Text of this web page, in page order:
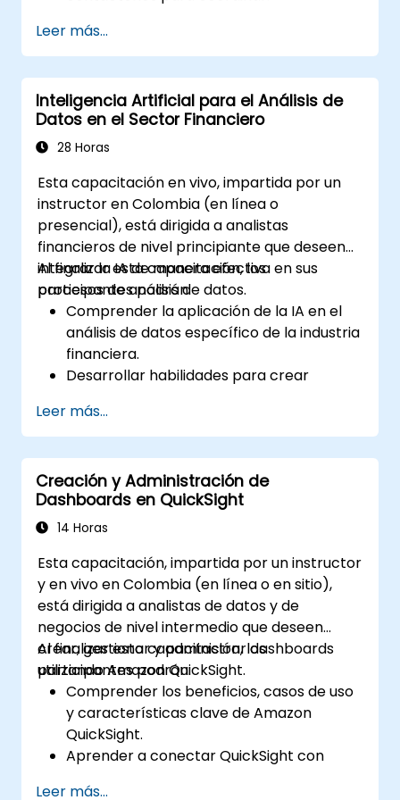
Leer más...
Inteligencia Artificial para el Análisis de
Datos en el Sector Financiero
28 Horas
Esta capacitación en vivo, impartida por un
instructor en Colombia (en línea o
presencial), está dirigida a analistas
financieros de nivel principiante que deseen
integrar la IA de manera efectiva en sus
procesos de análisis de datos.
Al finalizar esta capacitación, los
participantes podrán:
Comprender la aplicación de la IA en el
análisis de datos específico de la industria
financiera.
Desarrollar habilidades para crear
el análisis financiero.
Aprender a implementar algoritmos de
aprendizaje automático para el
procesamiento de datos financieros.
Mejorar la visualización de datos e
interpretar insights complejos impulsados
Leer más...
Creación y Administración de
Dashboards en QuickSight
14 Horas
Esta capacitación, impartida por un instructor
y en vivo en Colombia (en línea o en sitio),
está dirigida a analistas de datos y de
negocios de nivel intermedio que deseen
crear, gestionar y administrar dashboards
utilizando Amazon QuickSight.
Al finalizar esta capacitación, los
participantes podrán:
Comprender los beneficios, casos de uso
y características clave de Amazon
QuickSight.
Aprender a conectar QuickSight con
Leer más...